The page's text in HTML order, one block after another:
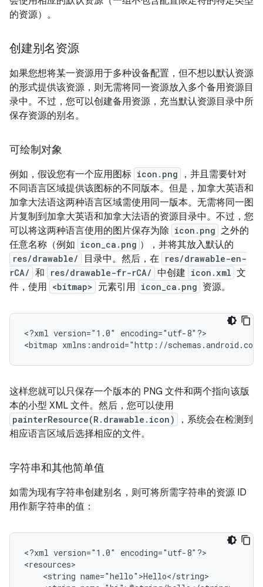
的资源）。
创建别名资源
如果您想将某一资源用于多种设备配置，但不想以默认资源
的形式提供该资源，则无需将同一资源放入多个备用资源目
录中。不过，您可以创建备用资源，充当默认资源目录中所
保存资源的别名。
可绘制对象
例如，假设您有一个应用图标 icon.png
，并且需要针对
不同语言区域提供该图标的不同版本。但是，加拿大英语和
加拿大法语这两种语言区域需使用同一版本。无需将同一图
片复制到加拿大英语和加拿大法语的资源目录中。不过，您
可以将这两种语言使用的图片保存为除 icon.png 之外的
任意名称（例如 icon_ca.png ），并将其放入默认的
res/drawable/ 目录中。 然后，在 res/drawable-en-
rCA/ 和 res/drawable-fr-rCA/ 中创建 icon.xml 文
件，使用 <bitmap> 元素引用 icon_ca.png 资源。
<?xml version="1.0"
encoding="utf-8"?>
<bitmap xmlns:android="http://
这样您就可以只保存一个版本的 PNG 文件和两个指向该版
本的小型 XML 文件。然后，您可以使用
painterResource(R.drawable.icon)
，系统会在检测到
相应语言区域后选择相应的文件。
字符串和其他简单值
如需为现有字符串创建别名，则可将所需字符串的资源 ID
用作新字符串的值：
<?xml version="1.0"
encoding="utf-8"?>
<string